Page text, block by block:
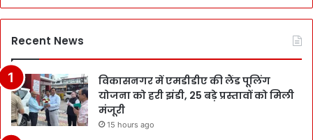
Recent News
विकासनगर में एमडीडीए की लैंड पूलिंग
योजना को हरी झंडी, 25 बड़े प्रस्तावों को मिली
मंजूरी
15 hours ago